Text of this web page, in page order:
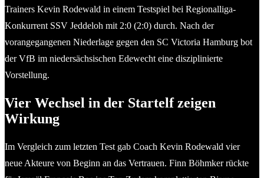
Trainers Kevin Rodewald in einem Testspiel bei Regionalliga-
Konkurrent SSV Jeddeloh mit 2:0 (2:0) durch. Nach der
vorangegangenen Niederlage gegen den SC Victoria Hamburg bot
der VfB im niedersächsischen Edewecht eine disziplinierte
Vorstellung.
Vier Wechsel in der Startelf zeigen
Wirkung
Im Vergleich zum letzten Test gab Coach Kevin Rodewald vier
neue Akteure von Beginn an das Vertrauen. Finn Böhmker rückte